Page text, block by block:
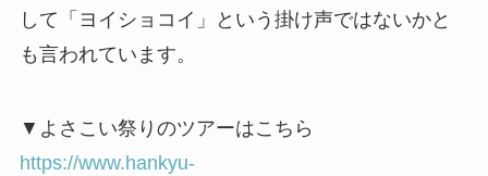
して「ヨイショコイ」という掛け声ではないかと
も言われています。
▼よさこい祭りのツアーはこちら
https://www.hankyu-